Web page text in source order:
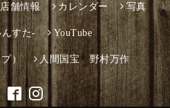
店舗情報 カレンダー 写真
んすた- YouTube
） 人間国宝 野村万作